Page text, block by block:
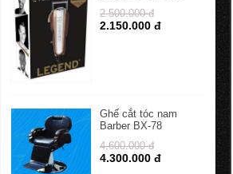
2.500.000 đ
2.150.000 đ
Ghế cắt tóc nam
Barber BX-78
4.600.000 đ
4.300.000 đ